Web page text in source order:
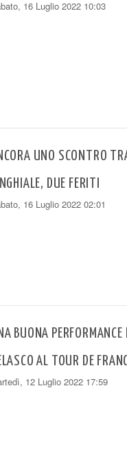
16 Luglio 2022 10:03
UNO SCONTRO
DUE FERITI
16 Luglio 2022 02:01
BUONA
AL TOUR DE
12 Luglio 2022 17:59